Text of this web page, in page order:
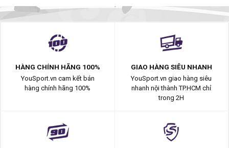
HÀNG CHÍNH HÃNG 100%
YouSport.vn cam kết bán
hàng chính hãng 100%
GIAO HÀNG SIÊU NHANH
YouSport.vn giao hàng siêu
nhanh nội thành TP.HCM chỉ
trong 2H